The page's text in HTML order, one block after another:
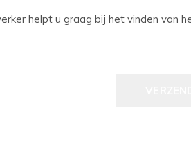
helpt u graag bij het vinden van